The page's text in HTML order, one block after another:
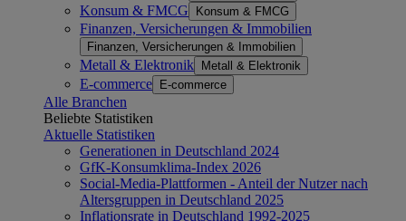
Konsum & FMCG Konsum & FMCG
Finanzen, Versicherungen & Immobilien
Finanzen, Versicherungen & Immobilien
Metall & Elektronik Metall & Elektronik
E-commerce E-commerce
Alle Branchen
Beliebte Statistiken
Aktuelle Statistiken
Generationen in Deutschland 2024
GfK-Konsumklima-Index 2026
Social-Media-Plattformen - Anteil der Nutzer nach
Altersgruppen in Deutschland 2025
Inflationsrate in Deutschland 1992-2025